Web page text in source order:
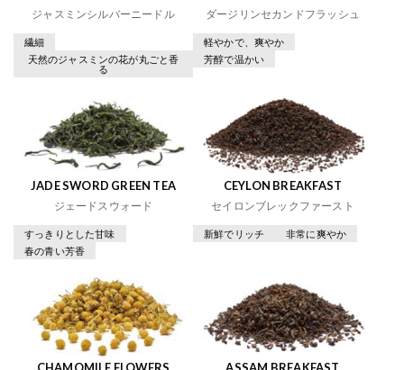
ジャスミンシルバーニードル
繊細
天然のジャスミンの花が丸ごと香
る
ダージリンセカンドフラッシュ
軽やかで、爽やか
芳醇で温かい
JADE SWORD GREEN TEA
ジェードスウォード
すっきりとした甘味
春の青い芳香
CEYLON BREAKFAST
セイロンブレックファースト
新鮮でリッチ 非常に爽やか